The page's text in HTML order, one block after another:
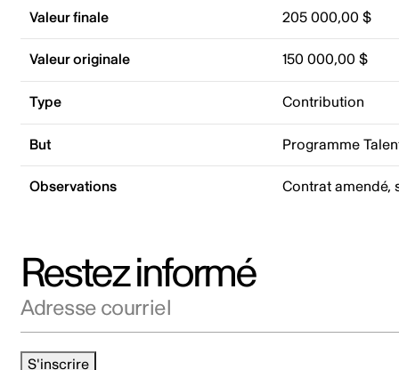
Valeur finale 205 000,00 $
Valeur originale 150 000,00 $
Type Contribution
But Programme
Observations Contrat amendé,
Restez informé
S'inscrire